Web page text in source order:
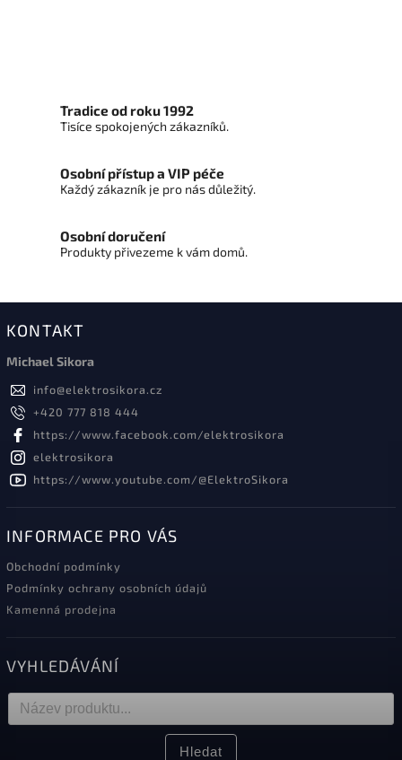
Tradice od roku 1992
Tisíce spokojených zákazníků.
Osobní přístup a VIP péče
Každý zákazník je pro nás důležitý.
Osobní doručení
Produkty přivezeme k vám domů.
KONTAKT
Michael Sikora
info@elektrosikora.cz
+420 777 818 444
https://www.facebook.com/elektrosikora
elektrosikora
https://www.youtube.com/@ElektroSikora
INFORMACE PRO VÁS
Obchodní podmínky
Podmínky ochrany osobních údajů
Kamenná prodejna
VYHLEDÁVÁNÍ
Hledat